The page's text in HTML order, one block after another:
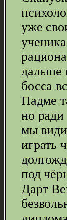
уже
дальше
босса
Падме
но ради
мы
играть
под
Дарт